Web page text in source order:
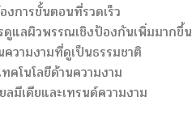
งการขั้นตอนที่รวดเร็ว
ดูแลผิวพรรณเชิงป้องกันเพิ่มมากขึ้น
ความงามที่ดูเป็นธรรมชาติ
คโนโลยีด้านความงาม
ลมีเดียและเทรนด์ความงาม